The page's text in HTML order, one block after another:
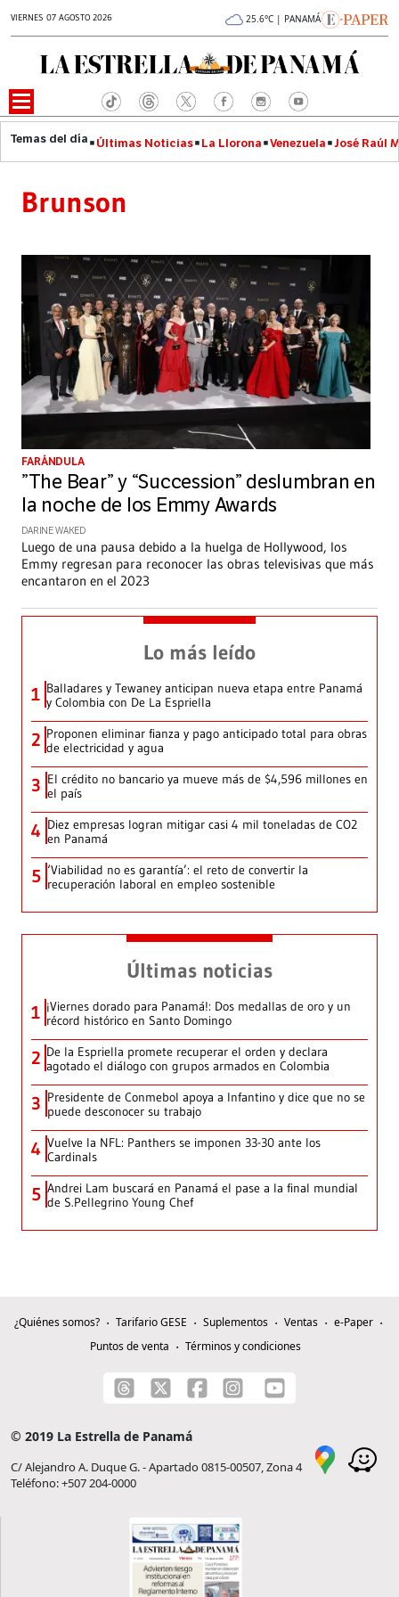
VIERNES 07 AGOSTO 2026 25.6°C | PANAMÁ
Últimas Noticias La Llorona Venezuela José Raúl
Brunson
FARÁNDULA
”The Bear” y “Succession” deslumbran en
la noche de los Emmy Awards
DARINE WAKED
Luego de una pausa debido a la huelga de Hollywood, los
Emmy regresan para reconocer las obras televisivas que más
encantaron en el 2023
Lo más leído
1 Balladares y Tewaney anticipan nueva etapa entre Panamá
y Colombia con De La Espriella
2 Proponen eliminar fianza y pago anticipado total para obras
de electricidad y agua
3 El crédito no bancario ya mueve más de $4,596 millones en
el país
4 Diez empresas logran mitigar casi 4 mil toneladas de CO2
en Panamá
5 ‘Viabilidad no es garantía’: el reto de convertir la
recuperación laboral en empleo sostenible
Últimas noticias
1 ¡Viernes dorado para Panamá!: Dos medallas de oro y un
récord histórico en Santo Domingo
2 De la Espriella promete recuperar el orden y declara
agotado el diálogo con grupos armados en Colombia
3 Presidente de Conmebol apoya a Infantino y dice que no se
puede desconocer su trabajo
4 Vuelve la NFL: Panthers se imponen 33-30 ante los
Cardinals
5 Andrei Lam buscará en Panamá el pase a la final mundial
de S.Pellegrino Young Chef
¿Quiénes somos? Tarifario GESE Suplementos Ventas
e-Paper
Puntos de venta
Términos y condiciones
© 2019 La Estrella de Panamá
C/ Alejandro A. Duque G. - Apartado 0815-00507, Zona 4
Teléfono: +507 204-0000